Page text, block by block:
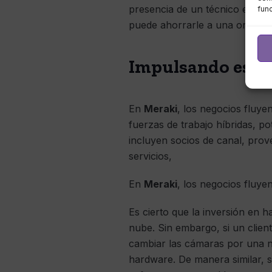
presencia de un técnico en el
puede ahorrarle a una
Impulsando
En Meraki, los negocios
fuerzas de trabajo híbridas,
incluyen socios de canal,
servicios,
En Meraki, los negocios
Es cierto que la inversión en
nube. Sin embargo, si un
cambiar las cámaras por una
hardware. De manera similar,